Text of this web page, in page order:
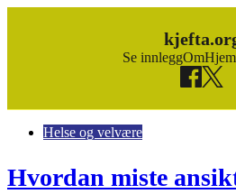
Se innleggOmHjem
Skip to content
Helse og velvære
Hvordan miste